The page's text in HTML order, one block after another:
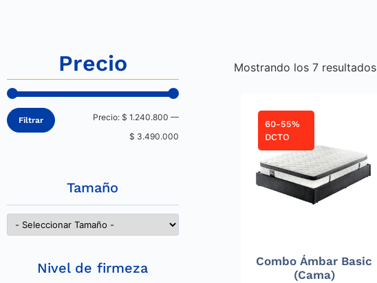
Precio
Filtrar Precio: $ 1.240.800 —
$ 3.490.000
Tamaño
Nivel de firmeza
Mostrando los 7 resultados
60-55%
DCTO
Combo Ámbar Basic
(Cama)